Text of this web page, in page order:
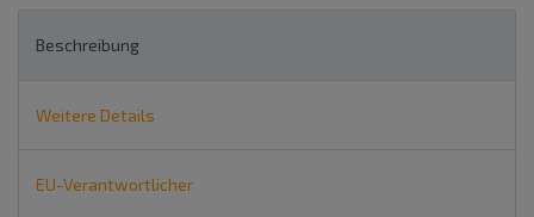
Beschreibung
Weitere Details
EU-Verantwortlicher